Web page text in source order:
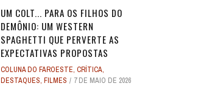
UM COLT... PARA OS FILHOS DO
DEMÔNIO: UM WESTERN
SPAGHETTI QUE PERVERTE AS
EXPECTATIVAS PROPOSTAS
COLUNA DO FAROESTE, CRÍTICA,
DESTAQUES, FILMES 7 DE MAIO DE 2026